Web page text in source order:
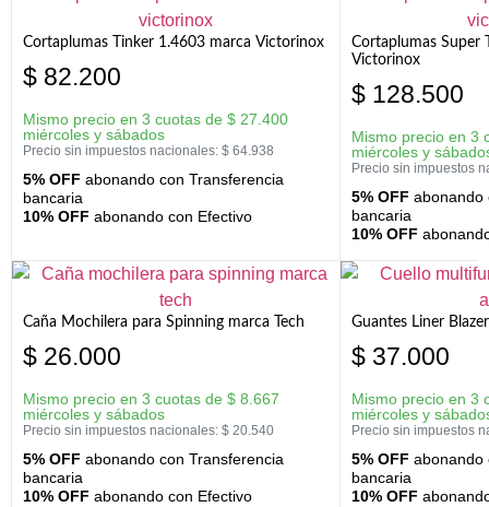
Cortaplumas Tinker 1.4603 marca Victorinox
$ 82.200
Mismo precio en 3 cuotas de $ 27.400
miércoles y sábados
Precio sin impuestos nacionales: $ 64.938
5% OFF abonando con Transferencia
bancaria
10% OFF abonando con Efectivo
Cortaplumas Super
Victorinox
$ 128.500
Mismo precio en 3
miércoles y
Precio sin impuestos
5% OFF abonando
bancaria
10% OFF
Caña Mochilera para Spinning marca Tech
$ 26.000
Mismo precio en 3 cuotas de $ 8.667
miércoles y sábados
Precio sin impuestos nacionales: $ 20.540
5% OFF abonando con Transferencia
bancaria
10% OFF abonando con Efectivo
Guantes Liner
$ 37.000
Mismo precio en 3
miércoles y
Precio sin impuestos
5% OFF abonando
bancaria
10% OFF